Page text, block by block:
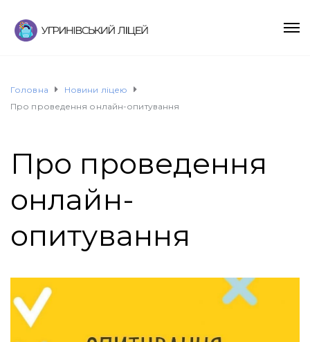
Головна
Новини ліцею
Про проведення онлайн-опитування
Про проведення
онлайн-
опитування